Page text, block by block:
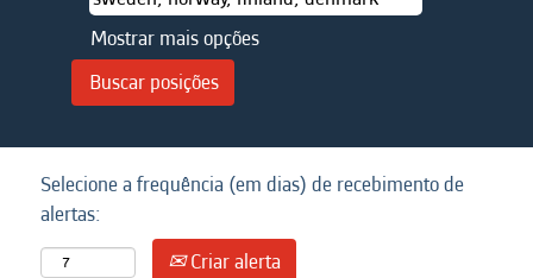
Mostrar mais opções
Selecione a frequência (em dias) de recebimento de
alertas:
Criar alerta